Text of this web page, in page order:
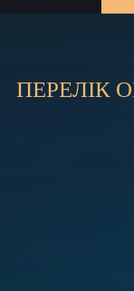
ПЕРЕЛІК